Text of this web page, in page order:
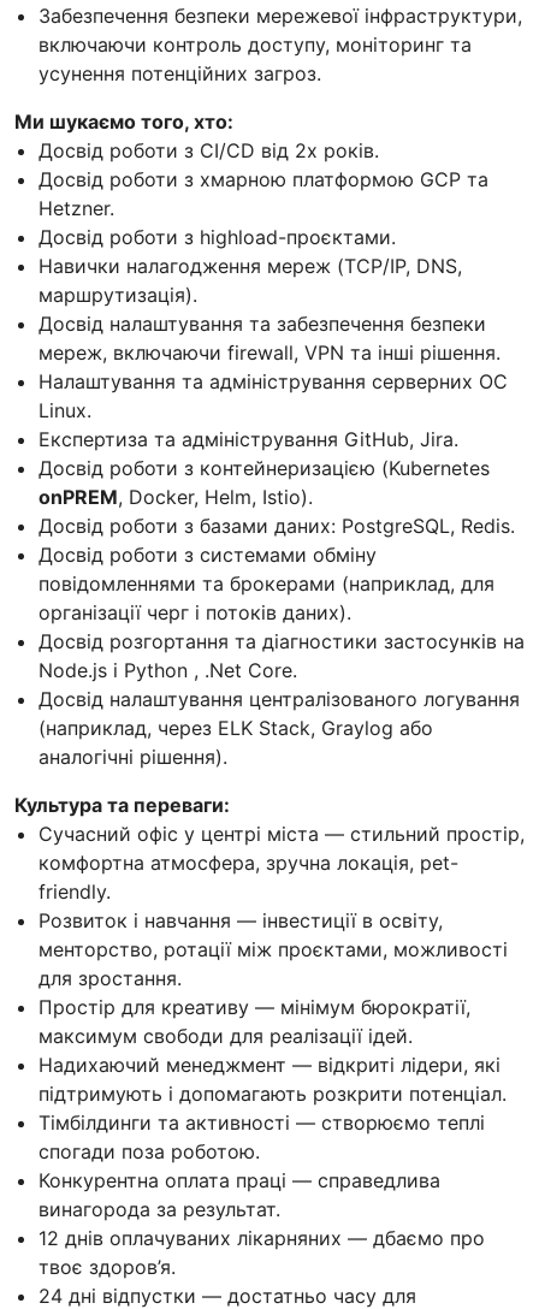
Забезпечення безпеки мережевої інфраструктури,
включаючи контроль доступу, моніторинг та
усунення потенційних загроз.
Ми шукаємо того, хто:
Досвід роботи з CI/CD від 2х років.
Досвід роботи з хмарною платформою GCP та
Hetzner.
Досвід роботи з highload-проєктами.
Навички налагодження мереж (TCP/IP, DNS,
маршрутизація).
Досвід налаштування та забезпечення безпеки
мереж, включаючи firewall, VPN та інші рішення.
Налаштування та адміністрування серверних ОС
Linux.
Експертиза та адміністрування GitHub, Jira.
Досвід роботи з контейнеризацією (Kubernetes
onPREM, Docker, Helm, Istio).
Досвід роботи з базами даних: PostgreSQL, Redis.
Досвід роботи з системами обміну
повідомленнями та брокерами (наприклад, для
організації черг і потоків даних).
Досвід розгортання та діагностики застосунків на
Node.js і Python , .Net Core.
Досвід налаштування централізованого логування
(наприклад, через ELK Stack, Graylog або
аналогічні рішення).
Культура та переваги:
Сучасний офіс у центрі міста — стильний простір,
комфортна атмосфера, зручна локація, pet-
friendly.
Розвиток і навчання — інвестиції в освіту,
менторство, ротації між проєктами, можливості
для зростання.
Простір для креативу — мінімум бюрократії,
максимум свободи для реалізації ідей.
Надихаючий менеджмент — відкриті лідери, які
підтримують і допомагають розкрити потенціал.
Тімбілдинги та активності — створюємо теплі
спогади поза роботою.
Конкурентна оплата праці — справедлива
винагорода за результат.
12 днів оплачуваних лікарняних — дбаємо про
твоє здоров’я.
24 дні відпустки — достатньо часу для